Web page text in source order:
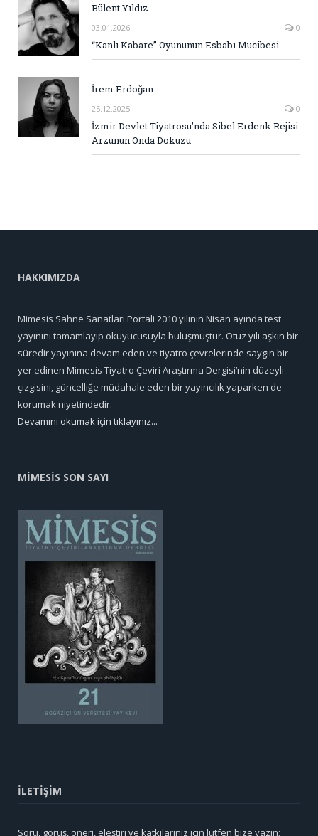
Bülent Yıldız
03.01.2026 0
“Kanlı Kabare” Oyununun Esbabı Mucibesi
İrem Erdoğan
25.12.2025 0
İzmir Devlet Tiyatrosu’nda Sibel Erdenk Rejisi:
Arzunun Onda Dokuzu
HAKKIMIZDA
Mimesis Sahne Sanatları Portali 2010 yılının Nisan ayında test
yayınını tamamlayıp okuyucusuyla buluşmuştur. Otuz yılı aşkın bir
süredir yayınına devam eden ve tiyatro çevrelerinde saygın bir
yer edinen Mimesis Tiyatro Çeviri Araştırma Dergisi’nin düzeyli
çizgisini, güncelliğe müdahale eden bir yayıncılık yaparken de
korumak niyetindedir.
Devamını okumak için tıklayınız...
MİMESİS SON SAYI
İLETİŞİM
Soru, görüş, öneri, eleştiri ve katkılarınız için lütfen bize yazın: